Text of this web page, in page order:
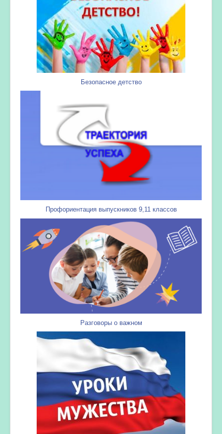
Безопасное детство
Профориентация выпускников 9,11 классов
Разговоры о важном